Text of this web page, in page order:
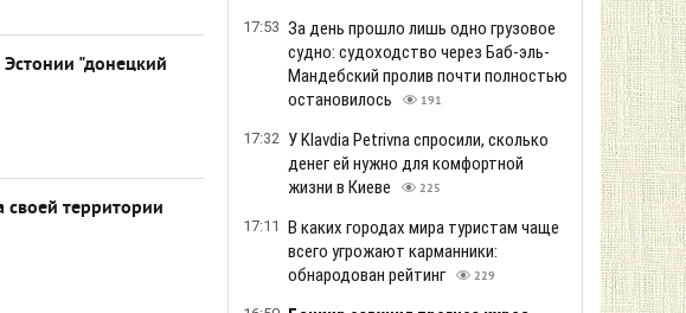
"донецкий
своей территории
17:53 За день прошло лишь одно грузовое
судно: судоходство через Баб-эль-
Мандебский пролив почти полностью
остановилось
191
17:32 У Klavdia Petrivna спросили, сколько
денег ей нужно для комфортной
жизни в Киеве
225
17:11 В каких городах мира туристам чаще
всего угрожают карманники:
обнародован рейтинг
229